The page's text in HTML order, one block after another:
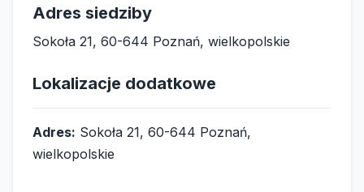
Adres siedziby
Sokoła 21, 60-644 Poznań, wielkopolskie
Lokalizacje dodatkowe
Adres: Sokoła 21, 60-644 Poznań,
wielkopolskie